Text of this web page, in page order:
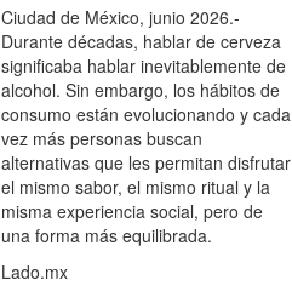
Ciudad de México, junio 2026.-
Durante décadas, hablar de cerveza
significaba hablar inevitablemente de
alcohol. Sin embargo, los hábitos de
consumo están evolucionando y cada
vez más personas buscan
alternativas que les permitan disfrutar
el mismo sabor, el mismo ritual y la
misma experiencia social, pero de
una forma más equilibrada.
Lado.mx